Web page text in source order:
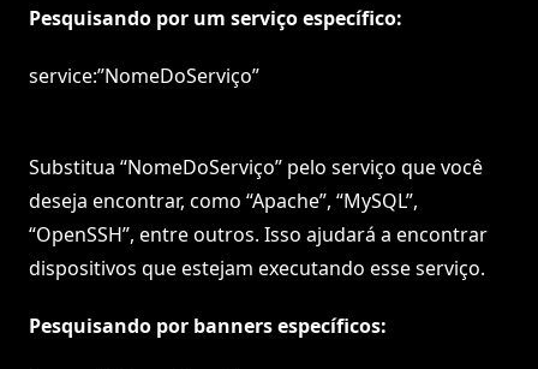
Pesquisando por um serviço específico:
service:”NomeDoServiço”
Substitua “NomeDoServiço” pelo serviço que você
deseja encontrar, como “Apache”, “MySQL”,
“OpenSSH”, entre outros. Isso ajudará a encontrar
dispositivos que estejam executando esse serviço.
Pesquisando por banners específicos: